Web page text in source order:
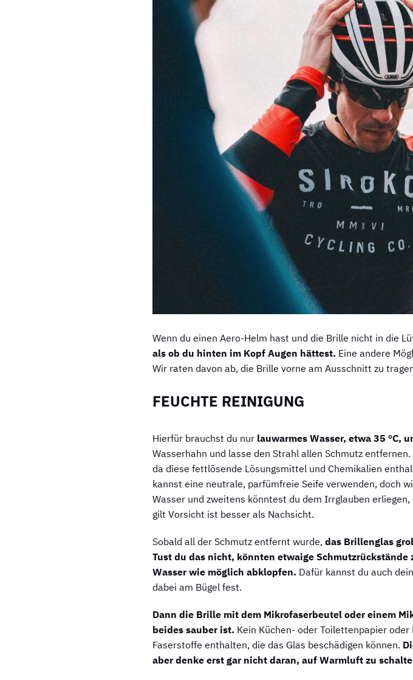
Wenn du einen Aero-Helm hast und die Brille nicht in die
als ob du hinten im Kopf Augen hättest. Eine andere
Wir raten davon ab, die Brille vorne am Ausschnitt zu
FEUCHTE REINIGUNG
Hierfür brauchst du nurlauwarmes Wasser, etwa 35 ºC,
Wasserhahn und lasse den Strahl allen Schmutz
da diese fettlösende Lösungsmittel und Chemikalien
kannst eine neutrale, parfümfreie Seife verwenden, doch
Wasser und zweitens könntest du dem Irrglauben
gilt Vorsicht ist besser als Nachsicht.
Sobald all der Schmutz entfernt wurde, das Brillenglas
Tust du das nicht, könnten etwaige Schmutzrückstände
Wasser wie möglich abklopfen. Dafür kannst du auch
dabei am Bügel fest.
Dann die Brille mit dem Mikrofaserbeutel oder einem
beides sauber ist. Kein Küchen- oder Toilettenpapier
Faserstoffe enthalten, die das Glas beschädigen können.
aber denke erst gar nicht daran, auf Warmluft zu